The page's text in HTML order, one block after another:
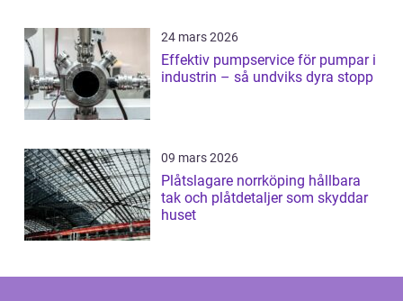
24 mars 2026
Effektiv pumpservice för pumpar i
industrin – så undviks dyra stopp
09 mars 2026
Plåtslagare norrköping hållbara
tak och plåtdetaljer som skyddar
huset